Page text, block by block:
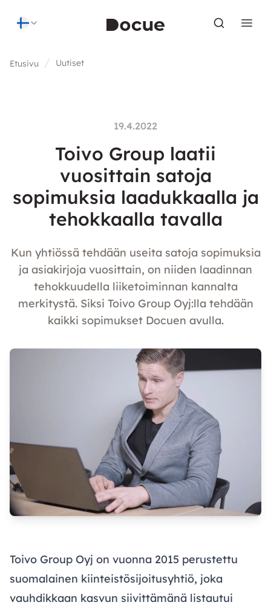
Etusivu Uutiset
19.4.2022
Toivo Group laatii
vuosittain satoja
sopimuksia laadukkaalla ja
tehokkaalla tavalla
Kun yhtiössä tehdään useita satoja sopimuksia
ja asiakirjoja vuosittain, on niiden laadinnan
tehokkuudella liiketoiminnan kannalta
merkitystä. Siksi Toivo Group Oyj:lla tehdään
kaikki sopimukset Docuen avulla.
Toivo Group Oyj on vuonna 2015 perustettu
suomalainen kiinteistösijoitusyhtiö, joka
vauhdikkaan kasvun siivittämänä listautui